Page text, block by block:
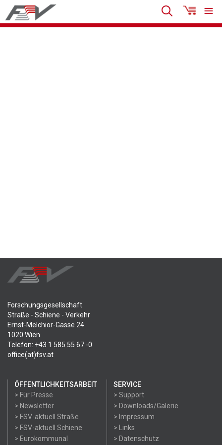
Forschungsgesellschaft
Straße - Schiene - Verkehr
Ernst-Melchior-Gasse 24
1020 Wien
Telefon: +43 1 585 55 67 -0
office(at)fsv.at
ÖFFENTLICHKEITSARBEIT
> Für Presse
> Newsletter
> FSV-aktuell Straße
> FSV-aktuell Schiene
> Eurokommunal
SERVICE
> Support
> Downloads/Galerie
> Impressum
> Links
> Datenschutz